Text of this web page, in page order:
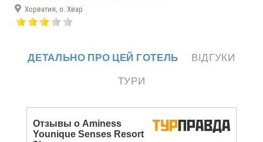
Хорватия, о. Хвар
ДЕТАЛЬНО ПРО ЦЕЙ ГОТЕЛЬ
ВІДГУКИ
ТУРИ